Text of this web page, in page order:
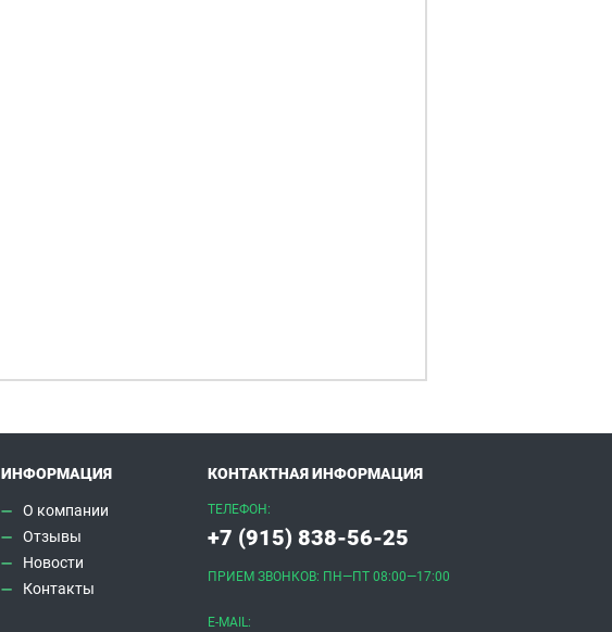
ИНФОРМАЦИЯ
О компании
Отзывы
Новости
Контакты
КОНТАКТНАЯ ИНФОРМАЦИЯ
ТЕЛЕФОН:
+7 (915) 838-56-25
ПРИЕМ ЗВОНКОВ: ПН—ПТ 08:00—17:00
E-MAIL: